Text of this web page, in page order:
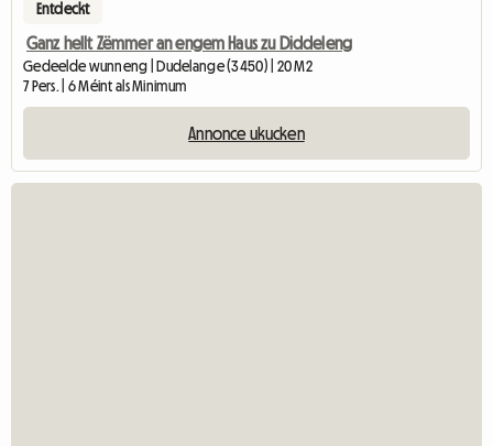
Entdeckt
Ganz hellt Zëmmer an engem Haus zu Diddeleng
Gedeelde wunneng | Dudelange (3450) | 20 M2
7 Pers. | 6 Méint als Minimum
Annonce ukucken